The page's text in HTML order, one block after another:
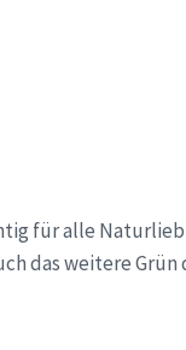
für alle
das weitere Grün